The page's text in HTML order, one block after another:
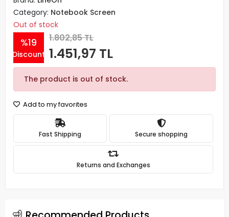
Category: Notebook Screen
Out of stock
%19
Discount
1.802,85 TL
1.451,97 TL
The product is out of stock.
Add to my favorites
Fast Shipping Secure shopping
Returns and Exchanges